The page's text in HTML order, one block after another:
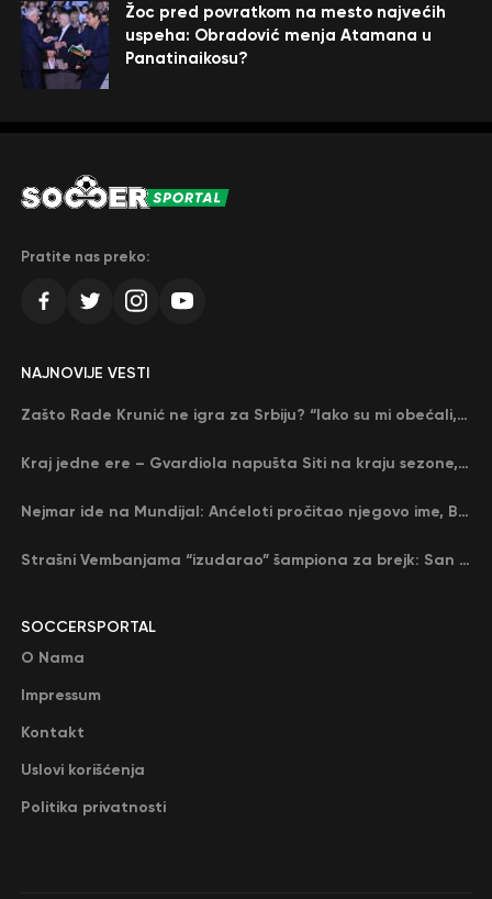
Žoc pred povratkom na mesto najvećih
uspeha: Obradović menja Atamana u
Panatinaikosu?
Pratite nas preko:
SOCCERSPORTAL
O Nama
Impressum
Kontakt
Uslovi korišćenja
Politika privatnosti
NAJNOVIJE VESTI
Zašto Rade Krunić ne igra za Srbiju? “Iako su mi obećali, niko me nije zvao…”
Kraj jedne ere – Gvardiola napušta Siti na kraju sezone, menja ga njegov nekadašnji rival
Nejmar ide na Mundijal: Anćeloti pročitao njegovo ime, Brazil u delirijumu (VIDEO)
Strašni Vembanjama “izudarao” šampiona za brejk: San Antonio poveo protiv Oklahome